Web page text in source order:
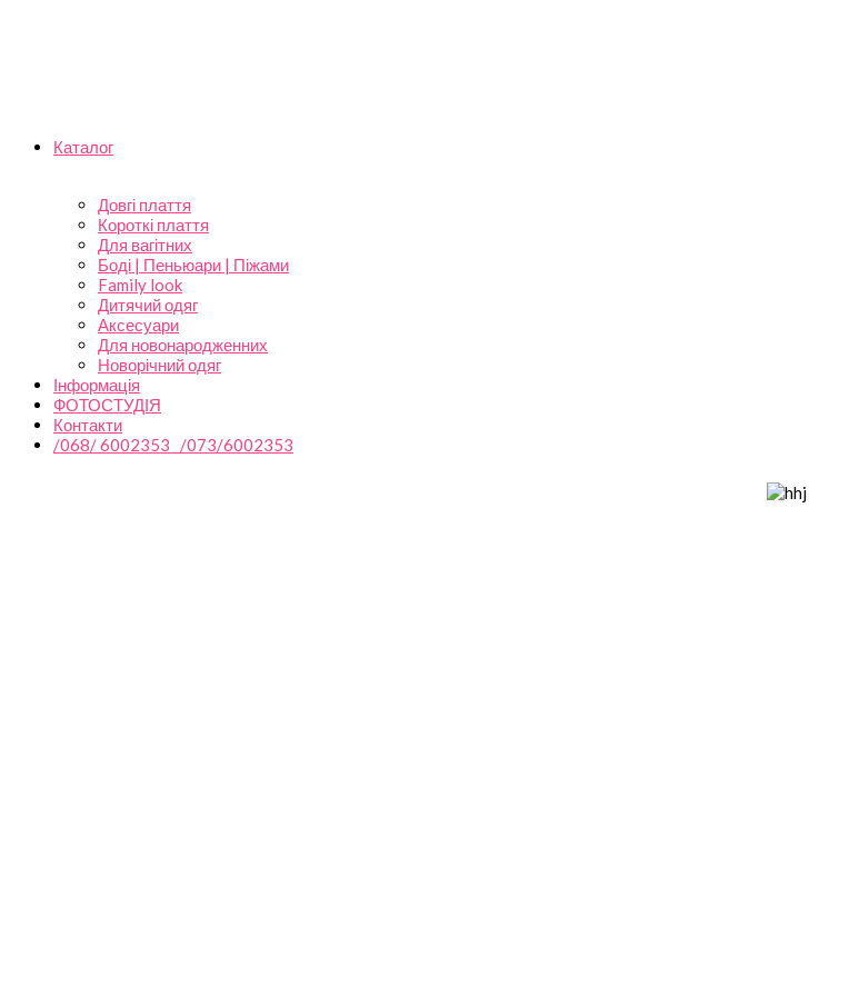
Каталог
Довгі плаття
Короткі плаття
Для вагітних
Боді | Пеньюари | Піжами
Family look
Дитячий одяг
Аксесуари
Для новонародженних
Новорічний одяг
Інформація
ФОТОСТУДІЯ
Контакти
/068/ 6002353 /073/6002353